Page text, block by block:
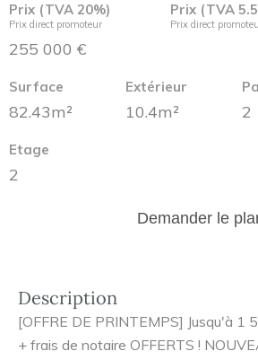
Prix (TVA 20%)
Prix direct promoteur
255 000 €
Prix (TVA
Prix direct
Surface
82.43m²
Extérieur
10.4m² 2
Etage
2
Demander le
Description
[OFFRE DE PRINTEMPS] Jusqu'à 1
+ frais de notaire OFFERTS !